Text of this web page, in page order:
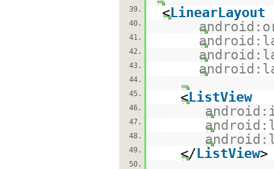
39.
<LinearLayout
40.
41.
42.
43.
44.
45.
<ListView
46.
47.
48.
49. </ListView>
50.